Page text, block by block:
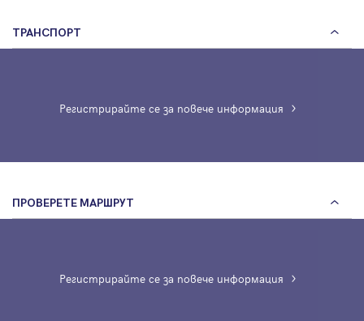
ТРАНСПОРТ
Регистрирайте се за повече информация
ПРОВЕРЕТЕ МАРШРУТ
Регистрирайте се за повече информация